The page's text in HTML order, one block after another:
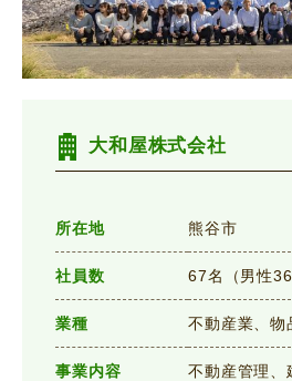
大和屋株式会社
所在地 熊谷市
社員数 67名（男性
業種 不動産業、物
事業内容
不動産管理、